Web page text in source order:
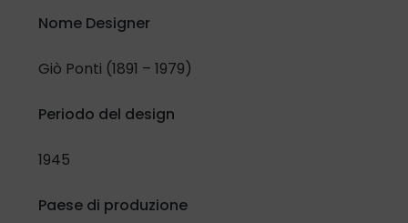
Nome Designer
Giò Ponti (1891 – 1979)
Periodo del design
1945
Paese di produzione